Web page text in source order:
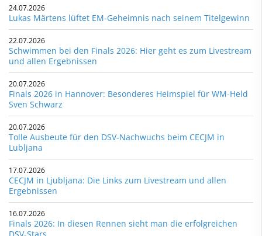
24.07.2026
Lukas Märtens lüftet EM-Geheimnis nach seinem Titelgewinn
22.07.2026
Schwimmen bei den Finals 2026: Hier geht es zum Livestream
und allen Ergebnissen
20.07.2026
Finals 2026 in Hannover: Besonderes Heimspiel für WM-Held
Sven Schwarz
20.07.2026
Tolle Ausbeute für den DSV-Nachwuchs beim CECJM in
Lubljana
17.07.2026
CECJM in Ljubljana: Die Links zum Livestream und allen
Ergebnissen
16.07.2026
Finals 2026: In diesen Rennen sieht man die erfolgreichen
DSV-Stars